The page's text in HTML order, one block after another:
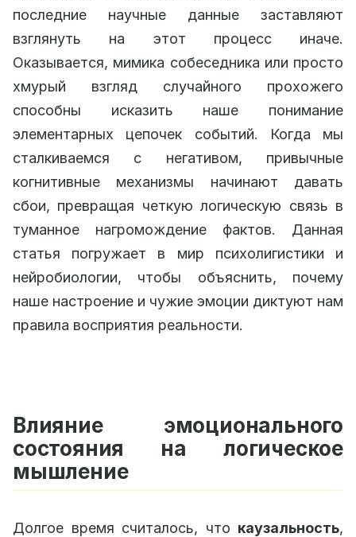
последние научные данные заставляют
взглянуть на этот процесс иначе.
Оказывается, мимика собеседника или просто
хмурый взгляд случайного прохожего
способны исказить наше понимание
элементарных цепочек событий. Когда мы
сталкиваемся с негативом, привычные
когнитивные механизмы начинают давать
сбои, превращая четкую логическую связь в
туманное нагромождение фактов. Данная
статья погружает в мир психолигистики и
нейробиологии, чтобы объяснить, почему
наше настроение и чужие эмоции диктуют нам
правила восприятия реальности.
Влияние эмоционального
состояния на логическое
мышление
Долгое время считалось, что каузальность,